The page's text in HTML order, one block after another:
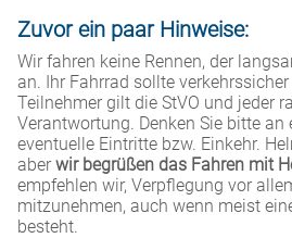
Zuvor ein paar Hinweise:
Wir fahren keine Rennen, der
an. Ihr Fahrrad sollte
Teilnehmer gilt die StVO und jeder
Verantwortung. Denken Sie bitte an
eventuelle Eintritte bzw. Einkehr.
aber wir begrüßen das Fahren mit
empfehlen wir, Verpflegung vor
mitzunehmen, auch wenn meist
besteht.